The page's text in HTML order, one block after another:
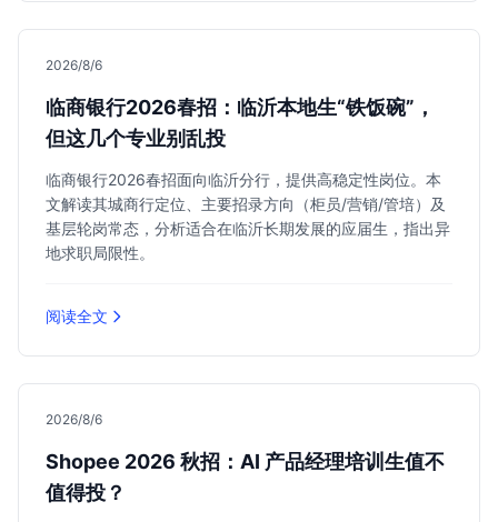
2026/8/6
临商银行2026春招：临沂本地生“铁饭碗”，
但这几个专业别乱投
临商银行2026春招面向临沂分行，提供高稳定性岗位。本
文解读其城商行定位、主要招录方向（柜员/营销/管培）及
基层轮岗常态，分析适合在临沂长期发展的应届生，指出异
地求职局限性。
阅读全文
2026/8/6
Shopee 2026 秋招：AI 产品经理培训生值不
值得投？